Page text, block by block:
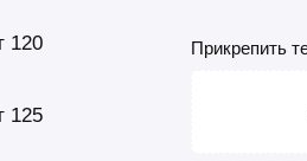
120
125
Прикрепить